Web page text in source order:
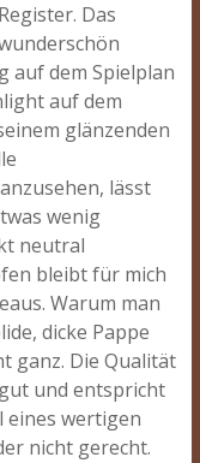
Das
auf dem Spielplan
auf dem
glänzenden
lässt
wenig
neutral
bleibt für mich
Warum man
dicke Pappe
ganz. Die Qualität
und entspricht
eines wertigen
nicht gerecht.